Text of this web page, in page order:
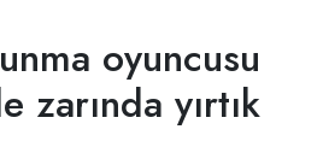
oyuncusu
zarında yırtık